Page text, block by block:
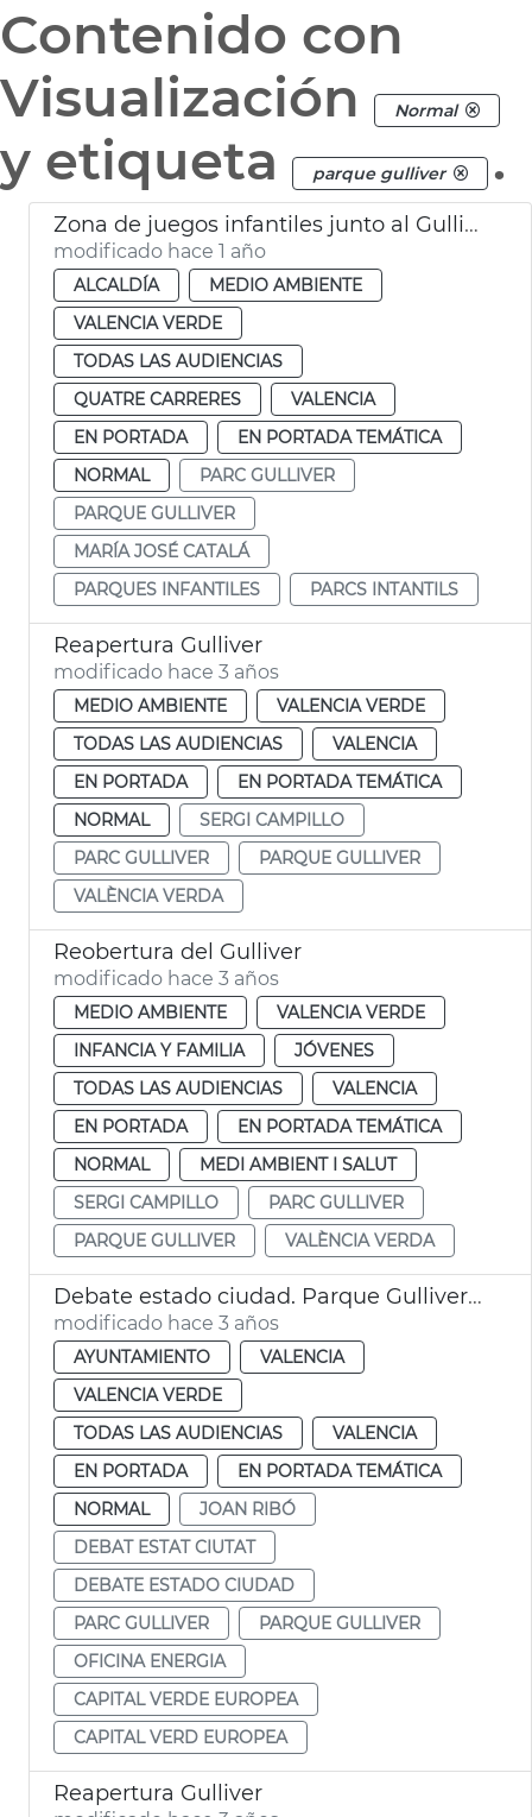
Contenido con
Visualización
Normal
y etiqueta parque gulliver .
Zona de juegos infantiles junto al Gulliver
modificado hace 1 año
ALCALDÍA
MEDIO AMBIENTE
VALENCIA VERDE
TODAS LAS AUDIENCIAS
QUATRE CARRERES
VALENCIA
EN PORTADA
EN PORTADA TEMÁTICA
NORMAL
PARC GULLIVER
PARQUE GULLIVER
MARÍA JOSÉ CATALÁ
PARQUES INFANTILES
PARCS INTANTILS
Reapertura Gulliver
modificado hace 3 años
MEDIO AMBIENTE
VALENCIA VERDE
TODAS LAS AUDIENCIAS
VALENCIA
EN PORTADA
EN PORTADA TEMÁTICA
NORMAL
SERGI CAMPILLO
PARC GULLIVER
PARQUE GULLIVER
VALÈNCIA VERDA
Reobertura del Gulliver
modificado hace 3 años
MEDIO AMBIENTE
VALENCIA VERDE
INFANCIA Y FAMILIA
JÓVENES
TODAS LAS AUDIENCIAS
VALENCIA
EN PORTADA
EN PORTADA TEMÁTICA
NORMAL
MEDI AMBIENT I SALUT
SERGI CAMPILLO
PARC GULLIVER
PARQUE GULLIVER
VALÈNCIA VERDA
Debate estado ciudad. Parque Gulliver, energía y movilidad
modificado hace 3 años
AYUNTAMIENTO
VALENCIA
VALENCIA VERDE
TODAS LAS AUDIENCIAS
VALENCIA
EN PORTADA
EN PORTADA TEMÁTICA
NORMAL
JOAN RIBÓ
DEBAT ESTAT CIUTAT
DEBATE ESTADO CIUDAD
PARC GULLIVER
PARQUE GULLIVER
OFICINA ENERGIA
CAPITAL VERDE EUROPEA
CAPITAL VERD EUROPEA
Reapertura Gulliver